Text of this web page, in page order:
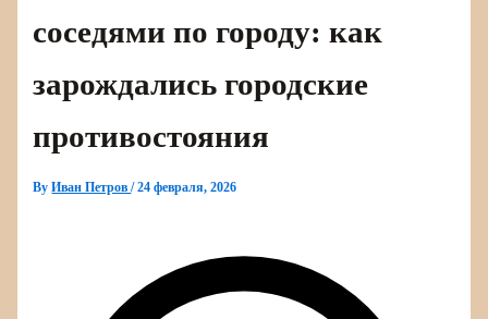
соседями по городу: как
зарождались городские
противостояния
ByИван Петров/24 февраля, 2026